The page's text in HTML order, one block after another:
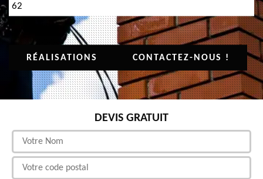
62
RÉALISATIONS CONTACTEZ-NOUS !
DEVIS GRATUIT